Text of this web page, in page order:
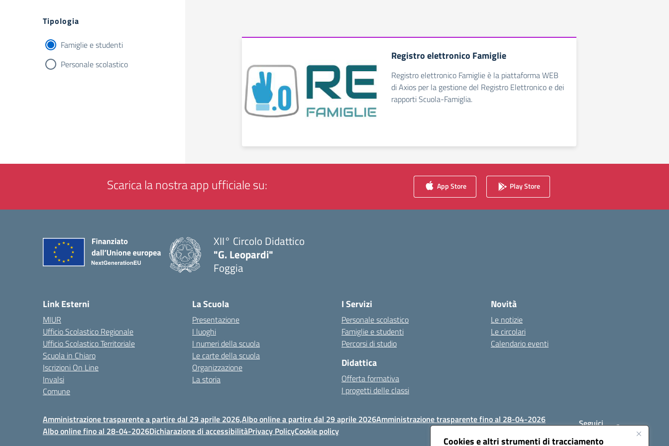
Cookies e altri strumenti di tracciamento
Filtri
Tipologia
Famiglie e studenti
Personale scolastico
Registro elettronico Famiglie
Registro elettronico Famiglie è la piattaforma WEB
di Axios per la gestione del Registro Elettronico e dei
rapporti Scuola-Famiglia.
Scarica la nostra app ufficiale su: App Store Play Store
XII° Circolo Didattico
"G. Leopardi"
Foggia
Link Esterni
MIUR
Ufficio Scolastico Regionale
Ufficio Scolastico Territoriale
Scuola in Chiaro
Iscrizioni On Line
Invalsi
Comune
La Scuola
Presentazione
I luoghi
I numeri della scuola
Le carte della scuola
Organizzazione
La storia
I Servizi
Personale scolastico
Famiglie e studenti
Percorsi di studio
Didattica
Offerta formativa
I progetti delle classi
Novità
Le notizie
Le circolari
Calendario eventi
Amministrazione trasparente a partire dal 29 aprile 2026,Albo online a partire dal 29 aprile 2026Amministrazione trasparente fino al 28-04-2026
Albo online fino al 28-04-2026Dichiarazione di accessibilitàPrivacy PolicyCookie policy
Seguici